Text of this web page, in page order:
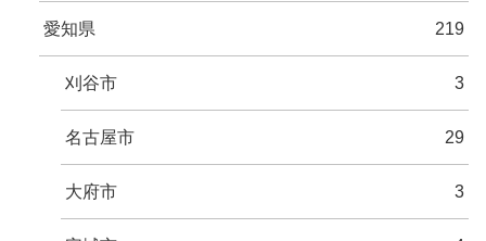
愛知県 219
刈谷市 3
名古屋市 29
大府市 3